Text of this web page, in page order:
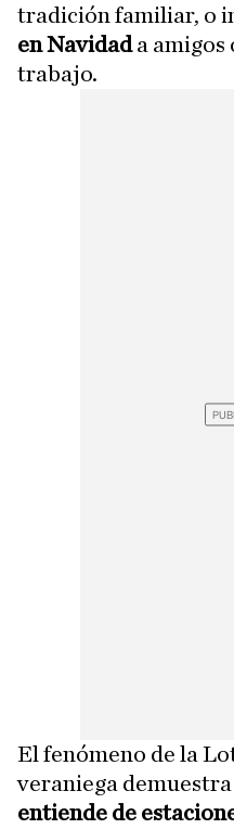
tradición familiar, o
en Navidada amigos
trabajo.
El fenómeno de la
veraniega demuestra
entiende de